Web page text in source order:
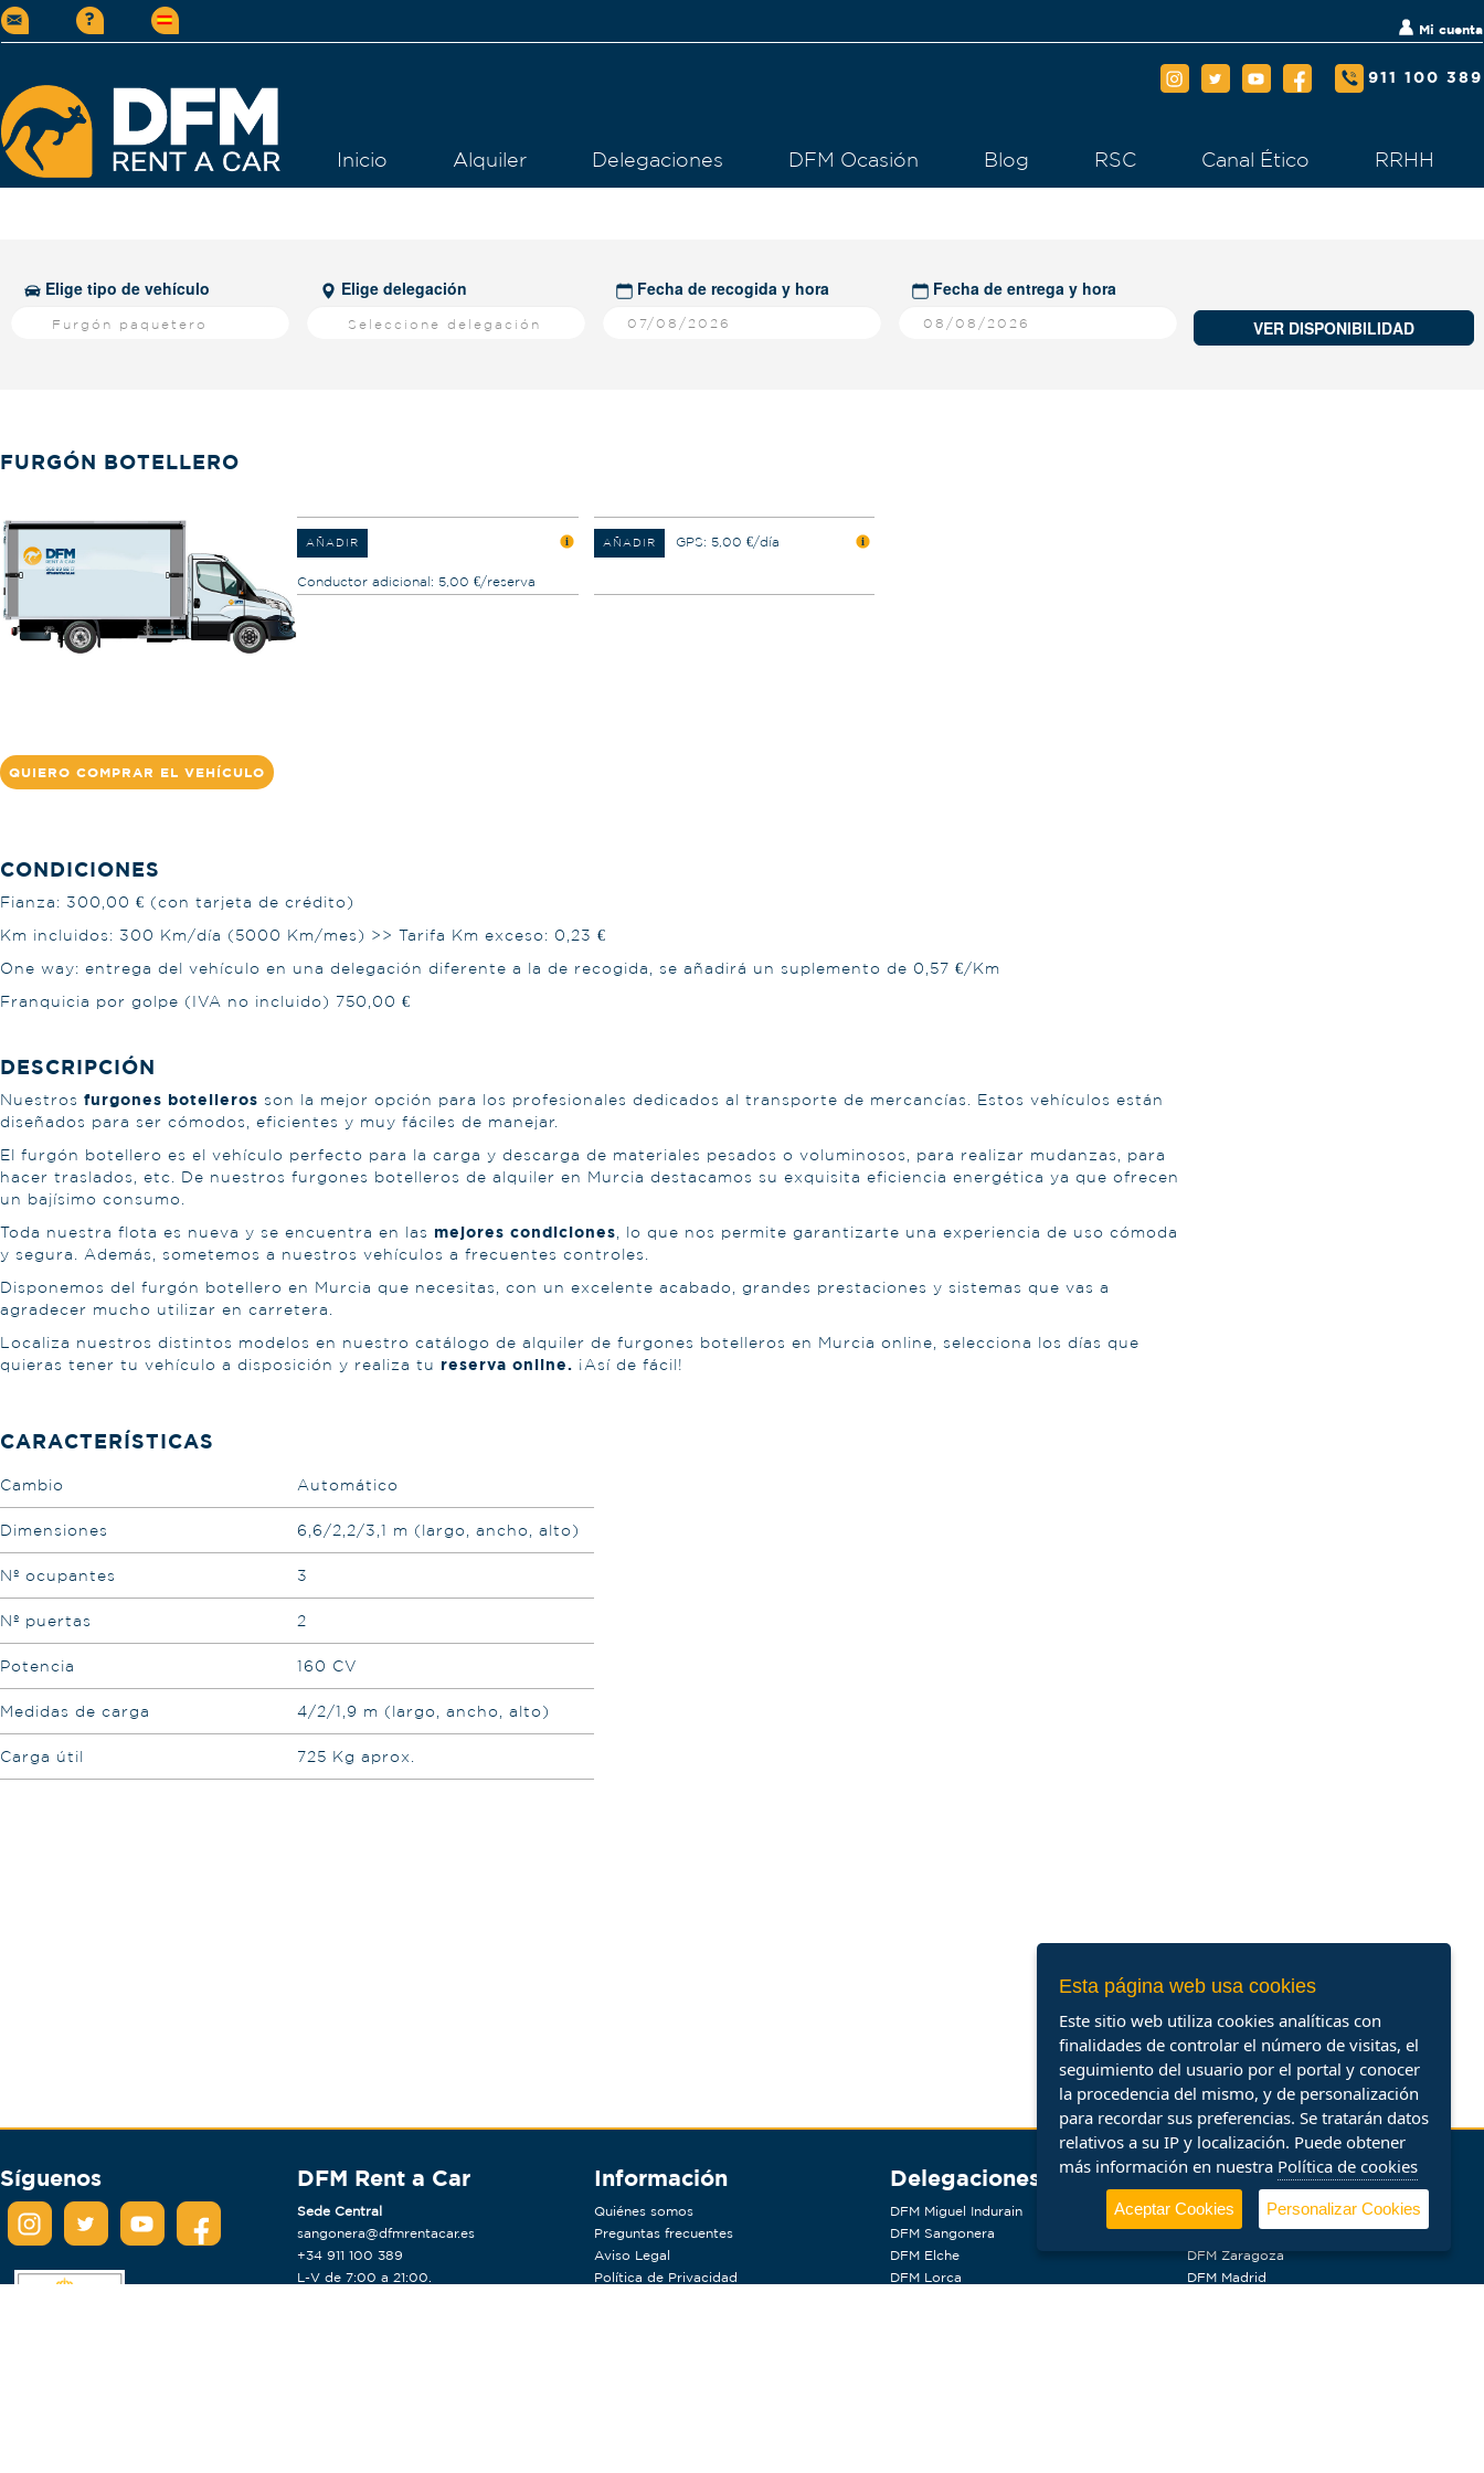
Mi cuenta
911 100 389
Inicio Alquiler Delegaciones DFM Ocasión Blog RSC Canal Ético RRHH
Elige tipo de vehículo
Furgón paquetero
Elige delegación
Seleccione delegación
Fecha de recogida y hora
Fecha de entrega y hora
VER DISPONIBILIDAD
FURGÓN BOTELLERO
AÑADIR
Conductor adicional: 5,00 €/reserva
AÑADIR GPS: 5,00 €/día
QUIERO COMPRAR EL VEHÍCULO
CONDICIONES
Fianza: 300,00 € (con tarjeta de crédito)
Km incluidos: 300 Km/día (5000 Km/mes) >> Tarifa Km exceso: 0,23 €
One way: entrega del vehículo en una delegación diferente a la de recogida, se añadirá un suplemento de 0,57 €/Km
Franquicia por golpe (IVA no incluido) 750,00 €
DESCRIPCIÓN
Nuestros furgones botelleros son la mejor opción para los profesionales dedicados al transporte de mercancías. Estos vehículos están
diseñados para ser cómodos, eficientes y muy fáciles de manejar.
El furgón botellero es el vehículo perfecto para la carga y descarga de materiales pesados o voluminosos, para realizar mudanzas, para
hacer traslados, etc. De nuestros furgones botelleros de alquiler en Murcia destacamos su exquisita eficiencia energética ya que ofrecen
un bajísimo consumo.
Toda nuestra flota es nueva y se encuentra en las mejores condiciones , lo que nos permite garantizarte una experiencia de uso cómoda
y segura. Además, sometemos a nuestros vehículos a frecuentes controles.
Disponemos del furgón botellero en Murcia que necesitas, con un excelente acabado, grandes prestaciones y sistemas que vas a
agradecer mucho utilizar en carretera.
Localiza nuestros distintos modelos en nuestro catálogo de alquiler de furgones botelleros en Murcia online, selecciona los días que
quieras tener tu vehículo a disposición y realiza tu reserva online. ¡Así de fácil!
CARACTERÍSTICAS
Cambio Automático
Dimensiones 6,6/2,2/3,1 m (largo, ancho, alto)
Nº ocupantes 3
Nº puertas 2
Potencia 160 CV
Medidas de carga 4/2/1,9 m (largo, ancho, alto)
Carga útil 725 Kg aprox.
Síguenos DFM Rent a Car
Sede Central
sangonera@dfmrentacar.es
+34 911 100 389
L-V de 7:00 a 21:00.
Información
Quiénes somos
Preguntas frecuentes
Aviso Legal
Política de Privacidad
Delegaciones
DFM Miguel Indurain
DFM Sangonera
DFM Elche
DFM Lorca
DFM Granada
DFM Cartagena
DFM Zaragoza
DFM Madrid
Esta página web usa cookies
Este sitio web utiliza cookies analíticas con
finalidades de controlar el número de visitas, el
seguimiento del usuario por el portal y conocer
la procedencia del mismo, y de personalización
para recordar sus preferencias. Se tratarán datos
relativos a su IP y localización. Puede obtener
más información en nuestra Política de cookies
Aceptar Cookies Personalizar Cookies